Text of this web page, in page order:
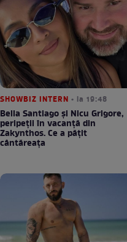
SHOWBIZ INTERN • la 19:48
Bella Santiago și Nicu Grigore,
peripeții în vacanță din
Zakynthos. Ce a pățit
cântăreața